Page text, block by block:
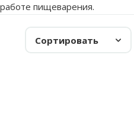
пищеварения.
Сортировать